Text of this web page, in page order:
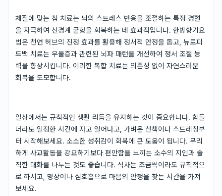
체질에 맞는 침 치료는 뇌의 스트레스 반응을 조절하는 특정 경혈
을 자극하여 신경계 균형을 회복하는 데 효과적입니다. 한방향기요
법은 천연 허브의 진정 효과를 활용해 정서적 안정을 돕고, 뉴로피
드백 치료는 우울증과 관련된 뇌파 패턴을 개선하여 정서 조절 능
력을 향상시킵니다. 이러한 복합 치료는 의존성 없이 자연스러운
회복을 도모합니다.
일상에서는 규칙적인 생활 리듬을 유지하는 것이 중요합니다. 힘들
더라도 일정한 시간에 자고 일어나고, 가벼운 산책이나 스트레칭부
터 시작해보세요. 소소한 성취감이 회복에 큰 도움이 됩니다. 무리
하게 사교활동을 강요하기보다 편안함을 느끼는 소수의 지인과 솔
직한 대화를 나누는 것도 좋습니다. 식사는 조금씩이라도 규칙적으
로 하시고, 명상이나 심호흡으로 마음의 안정을 찾는 시간을 가져
보세요.